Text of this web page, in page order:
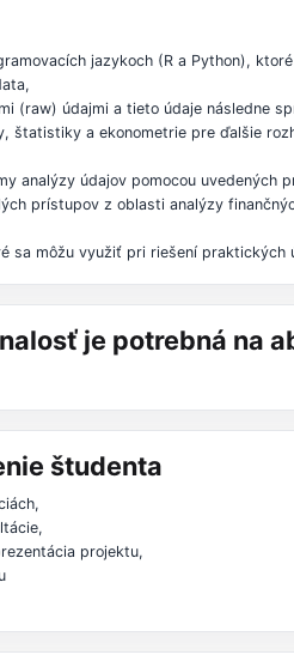
jazykoch (R a Python),
(raw) údajmi a tieto údaje následne
štatistiky a ekonometrie pre ďalšie
analýzy údajov pomocou uvedených
prístupov z oblasti analýzy
sa môžu využiť pri riešení praktických
je potrebná na
študenta
projektu,